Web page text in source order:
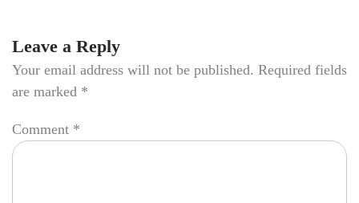
Leave a Reply
Your email address will not be published. Required fields
are marked *
Comment *